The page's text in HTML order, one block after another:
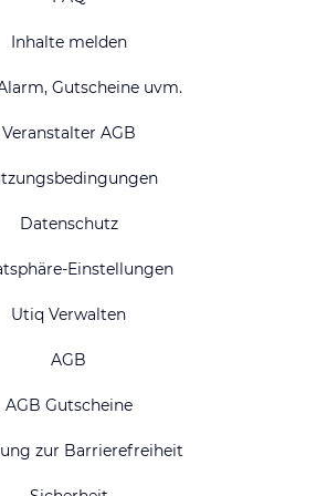
Inhalte melden
Gutscheine uvm.
Veranstalter AGB
Datenschutz
Einstellungen
Utiq Verwalten
AGB
AGB Gutscheine
zur Barrierefreiheit